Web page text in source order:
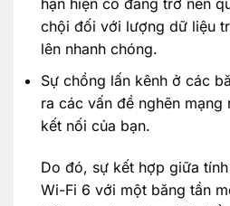
hạn hiện có đang trở nên
chội đối với lượng dữ liệu
lên nhanh chóng.
Sự chồng lấn kênh ở các
ra các vấn đề nghẽn mạng
kết nối của bạn.
Do đó, sự kết hợp giữa
Wi-Fi 6 với một băng tần